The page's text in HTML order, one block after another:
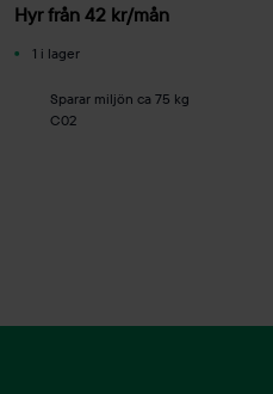
Hyr från 42 kr/mån
1 i lager
Sparar miljön ca 75 kg
C02